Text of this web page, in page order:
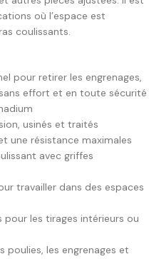
où l’espace est
coulissants.
pour retirer les engrenages,
effort et en toute sécurité
usinés et traités
une résistance maximales
avec griffes
travailler dans des espaces
les tirages intérieurs ou
poulies, les engrenages et